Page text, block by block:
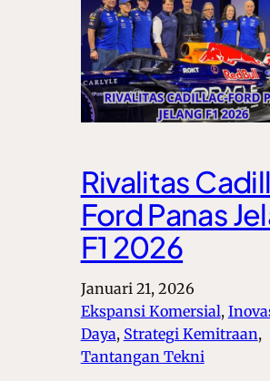
Rivalitas
Ford Panas
F1 2026
Januari 21, 2026
Ekspansi Komersial,
Daya, Strategi Kemitraan ,
Tantangan Tekni